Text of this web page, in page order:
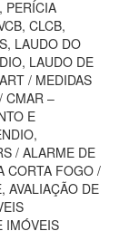
PERÍCIA
CLCB,
LAUDO DO
LAUDO DE
/ MEDIDAS
CMAR –
E
/ ALARME DE
CORTA FOGO /
AVALIAÇÃO DE
IMÓVEIS